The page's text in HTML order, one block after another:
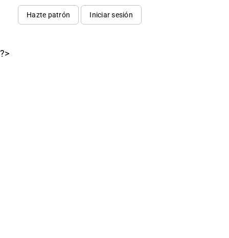
Hazte patrón Iniciar sesión
?>